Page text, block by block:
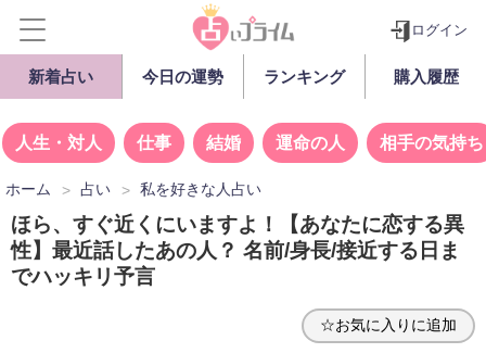
ログイン
新着占い 今日の運勢 ランキング 購入履歴
人生・対人 仕事 結婚 運命の人 相手の気持ち
ホーム 占い 私を好きな人占い
ほら、すぐ近くにいますよ！【あなたに恋する異
性】最近話したあの人？ 名前/身長/接近する日ま
でハッキリ予言
☆お気に入りに追加